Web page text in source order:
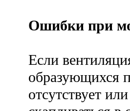
Ошибки при
Если
образующихся
отсутствует